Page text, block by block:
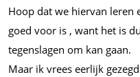
Hoop dat we hiervan leren
goed voor is , want het is
tegenslagen om kan gaan.
Maar ik vrees eerlijk